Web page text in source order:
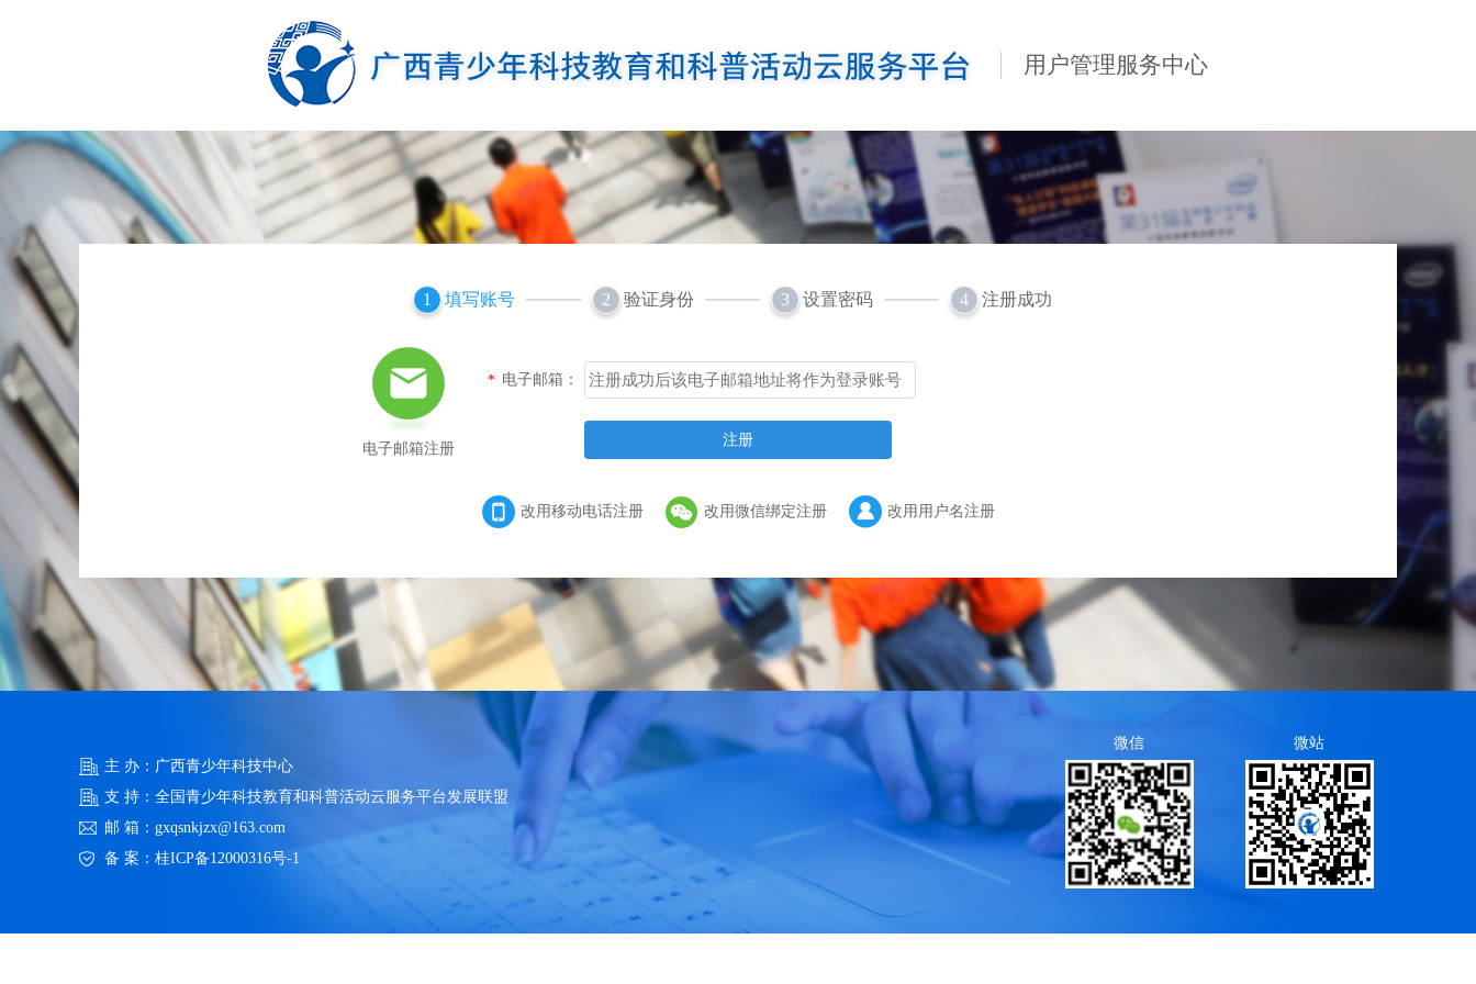
用户管理服务中心
1 填写账号 2 验证身份 3 设置密码 4 注册成功
电子邮箱注册
* 电子邮箱：
注册
改用移动电话注册 改用微信绑定注册 改用用户名注册
主 办：广西青少年科技中心
支 持：全国青少年科技教育和科普活动云服务平台发展联盟
邮 箱：gxqsnkjzx@163.com
备 案： 桂ICP备12000316号-1
微信 微站